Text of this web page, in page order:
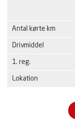
Antal kørte km
Drivmiddel
1. reg.
Lokation